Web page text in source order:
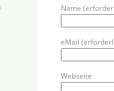
Name
eMail
Webseite